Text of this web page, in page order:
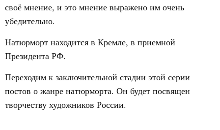
своё мнение, и это мнение выражено им очень
убедительно.
Натюрморт находится в Кремле, в приемной
Президента РФ.
Переходим к заключительной стадии этой серии
постов о жанре натюрморта. Он будет посвящен
творчеству художников России.